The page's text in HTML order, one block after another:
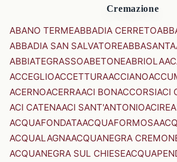
Cremazione
ABANO TERMEABBADIA CERRETO
ABBADIA SAN SALVATOREABBASANTA
ABBIATEGRASSOABETONEABRIOLA
ACCEGLIOACCETTURAACCIANO
ACERNOACERRAACI BONACCORSIACI
ACI CATENAACI SANT'ANTONIO
ACQUAFONDATAACQUAFORMOSA
ACQUALAGNAACQUANEGRA
ACQUANEGRA SUL CHIESE